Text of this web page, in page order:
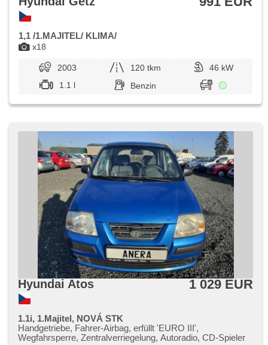
x18
1,1 /1.MAJITEL/ KLIMA/
2003 120 tkm
46 kW
1.1 l
Benzin
Hyundai Atos 1 029 EUR
1.1i, 1.Majitel, NOVÁ STK
Handgetriebe, Fahrer-Airbag, erfüllt 'EURO III',
Wegfahrsperre, Zentralverriegelung, Autoradio, CD-Spieler